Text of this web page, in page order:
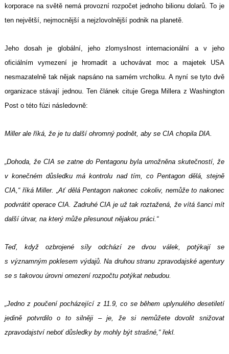
korporace na světě nemá provozní rozpočet jednoho bilionu dolarů. To je
ten největší, nejmocnější a nejzlovolnější podnik na planetě.
Jeho dosah je globální, jeho zlomyslnost internacionální a v jeho
oficiálním vymezení je hromadit a uchovávat moc a majetek USA
nesmazatelně tak nějak napsáno na samém vrcholku. A nyní se tyto dvě
organizace stávají jednou. Ten článek cituje Grega Millera z Washington
Post o této fúzi následovně:
Miller ale říká, že je tu další ohromný podnět, aby se CIA chopila DIA.
„Dohoda, že CIA se zatne do Pentagonu byla umožněna skutečností, že
v konečném důsledku má kontrolu nad tím, co Pentagon dělá, stejně
CIA,“ říká Miller. „Ať dělá Pentagon nakonec cokoliv, nemůže to nakonec
podvrátit operace CIA. Zadruhé CIA je už tak roztažená, že vítá šanci mít
další útvar, na který může přesunout nějakou práci.“
Teď, když ozbrojené síly odchází ze dvou válek, potýkají se
s významným poklesem výdajů. Na druhou stranu zpravodajské agentury
se s takovou úrovni omezení rozpočtu potýkat nebudou.
„Jedno z poučení pocházející z 11.9, co se během uplynulého desetiletí
jedině potvrdilo o to silněji – je, že si nemůžete dovolit snižovat
zpravodajství neboť důsledky by mohly být strašné,“ řekl.